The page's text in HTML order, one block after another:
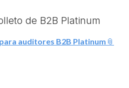
de B2B Platinum
auditores B2B Platinum